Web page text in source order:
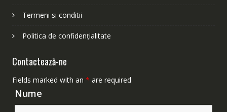
Termeni si conditii
Politica de confidențialitate
Contactează-ne
Fields marked with an * are required
Nume